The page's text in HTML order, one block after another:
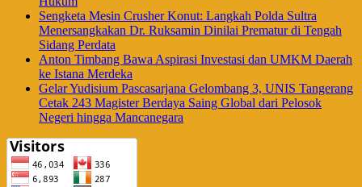
Sengketa Mesin Crusher Konut: Langkah Polda Sultra
Menersangkakan Dr. Ruksamin Dinilai Prematur di Tengah
Sidang Perdata
Anton Timbang Bawa Aspirasi Investasi dan UMKM Daerah
ke Istana Merdeka
Gelar Yudisium Pascasarjana Gelombang 3, UNIS Tangerang
Cetak 243 Magister Berdaya Saing Global dari Pelosok
Negeri hingga Mancanegara